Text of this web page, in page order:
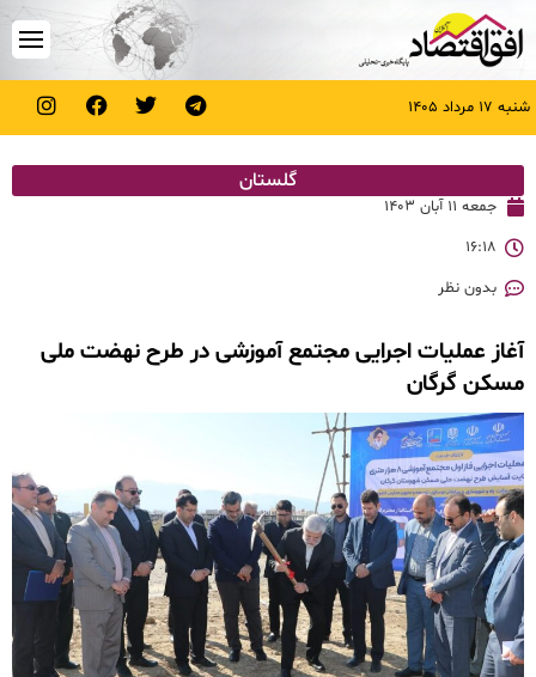
شنبه ۱۷ مرداد ۱۴۰۵
گلستان
جمعه ۱۱ آبان ۱۴۰۳
۱۶:۱۸
بدون نظر
آغاز عملیات اجرایی مجتمع آموزشی در طرح نهضت ملی
مسکن گرگان